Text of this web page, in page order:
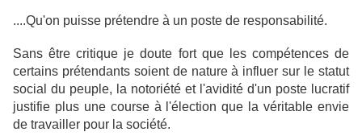
....Qu'on puisse prétendre à un poste de responsabilité.
Sans être critique je doute fort que les compétences de
certains prétendants soient de nature à influer sur le statut
social du peuple, la notoriété et l'avidité d'un poste lucratif
justifie plus une course à l'élection que la véritable envie
de travailler pour la société.